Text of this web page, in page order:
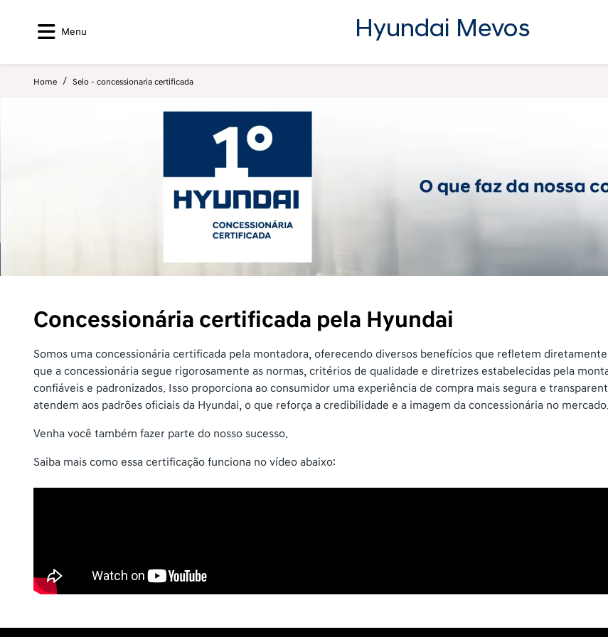
Menu
Home Selo - concessionaria certificada
Concessionária certificada pela Hyundai
Somos uma concessionária certificada pela montadora, oferecendo diversos benefícios que refletem
que a concessionária segue rigorosamente as normas, critérios de qualidade e diretrizes estabelecidas pela
confiáveis e padronizados. Isso proporciona ao consumidor uma experiência de compra mais segura e
atendem aos padrões oficiais da Hyundai, o que reforça a credibilidade e a imagem da concessionária no mercado.
Venha você também fazer parte do nosso sucesso.
Saiba mais como essa certificação funciona no vídeo abaixo: